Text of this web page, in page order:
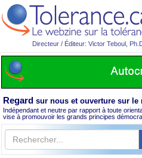
Directeur / Éditeur: Victor Teboul,
Regard sur nous et ouverture sur le
Indépendant et neutre par rapport à toute
vise à promouvoir les grands principes